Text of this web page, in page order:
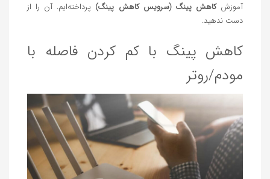
آموزشکاهش پینگ (سرویس کاهش پینگ) پرداخته‌ایم. آن را از
دست ندهید.
کاهش پینگ با کم کردن فاصله با
مودم/روتر